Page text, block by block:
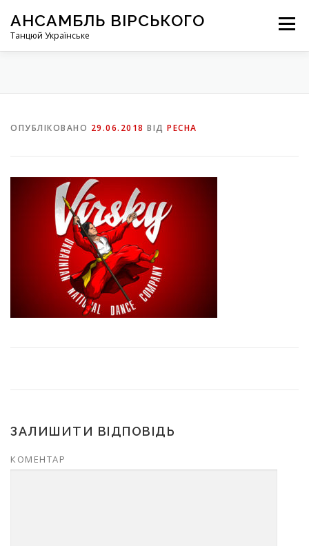
вмісту
АНСАМБЛЬ ВІРСЬКОГО
Танцюй Українське
Меню
ОПУБЛІКОВАНО 29.06.2018 ВІД PECHA
ЗАЛИШИТИ ВІДПОВІДЬ
КОМЕНТАР